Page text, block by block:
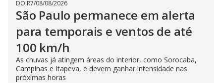
DO R7/08/08/2026
São Paulo permanece em alerta
para temporais e ventos de até
100 km/h
As chuvas já atingem áreas do interior, como Sorocaba,
Campinas e Itapeva, e devem ganhar intensidade nas
próximas horas